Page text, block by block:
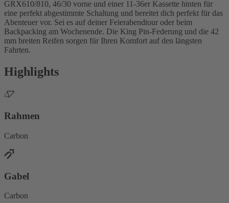
GRX610/810, 46/30 vorne und einer 11-36er Kassette hinten für
eine perfekt abgestimmte Schaltung und bereitet dich perfekt für das
Abenteuer vor. Sei es auf deiner Feierabendtour oder beim
Backpacking am Wochenende. Die King Pin-Federung und die 42
mm breiten Reifen sorgen für Ihren Komfort auf den längsten
Fahrten.
Highlights
Rahmen
Carbon
Gabel
Carbon